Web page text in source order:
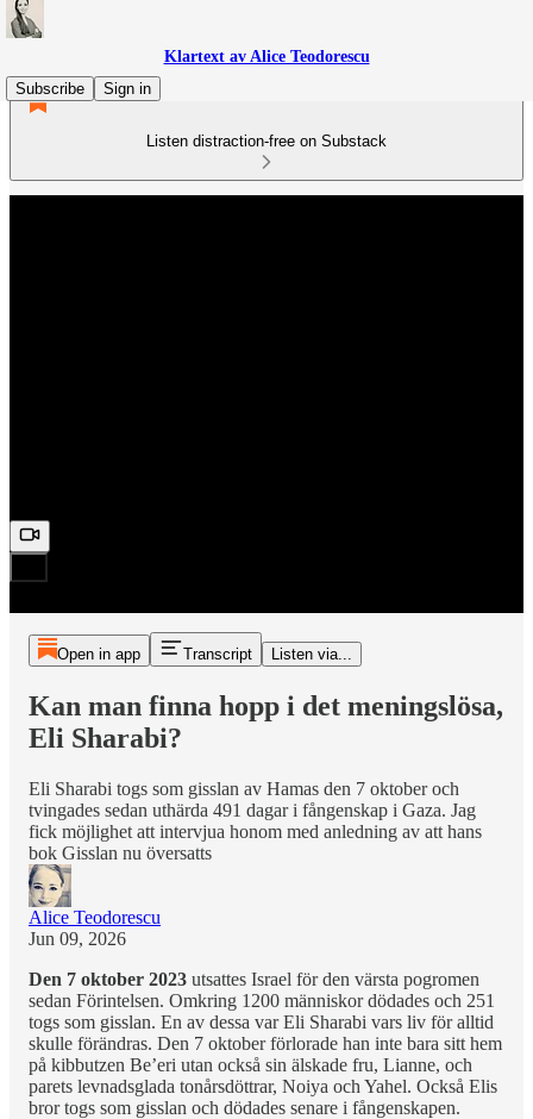
Klartext av Alice Teodorescu
Subscribe
Sign in
Listen distraction-free on Substack
Open in app Transcript Listen via...
Kan man finna hopp i det meningslösa,
Eli Sharabi?
Eli Sharabi togs som gisslan av Hamas den 7 oktober och
tvingades sedan uthärda 491 dagar i fångenskap i Gaza. Jag
fick möjlighet att intervjua honom med anledning av att hans
bok Gisslan nu översatts
Alice Teodorescu
Jun 09, 2026
Den 7 oktober 2023 utsattes Israel för den värsta pogromen
sedan Förintelsen. Omkring 1200 människor dödades och 251
togs som gisslan. En av dessa var Eli Sharabi vars liv för alltid
skulle förändras. Den 7 oktober förlorade han inte bara sitt hem
på kibbutzen Be’eri utan också sin älskade fru, Lianne, och
parets levnadsglada tonårsdöttrar, Noiya och Yahel. Också Elis
bror togs som gisslan och dödades senare i fångenskapen.